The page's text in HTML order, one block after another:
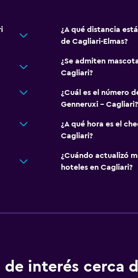
¿A qué distancia
de Cagliari-Elmas?
¿Se admiten
Cagliari?
¿Cuál es el número
Genneruxi - Cagliari?
¿A qué hora es el
Cagliari?
¿Cuándo actualizó
hoteles en Cagliari?
de interés cerca